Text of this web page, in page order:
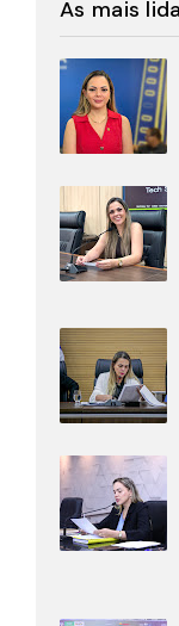
As mais